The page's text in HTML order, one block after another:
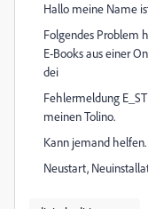
Hallo meine Name
Folgendes Problem
E-Books aus einer
dei
Fehlermeldung
meinen Tolino.
Kann jemand helfen.
Neustart,